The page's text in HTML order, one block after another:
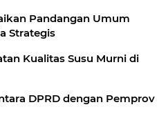
Pandangan Umum
Strategis
Kualitas Susu Murni di
DPRD dengan Pemprov